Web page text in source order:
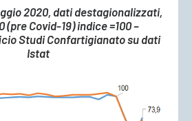
2020, dati destagionalizzati,
(pre Covid-19) indice =100 –
Studi Confartigianato su dati
Istat